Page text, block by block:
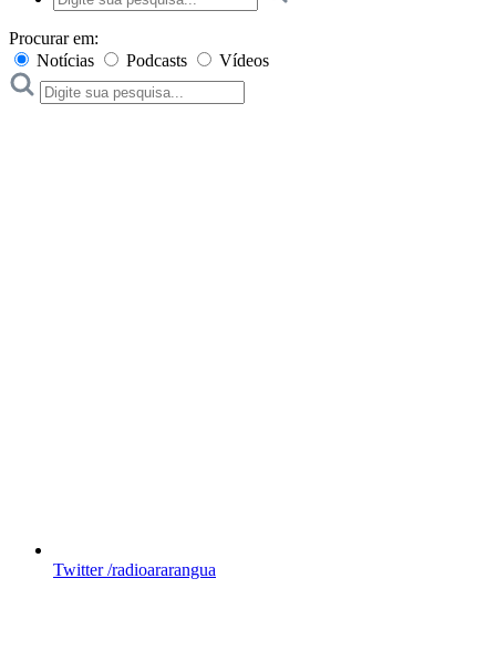
Procurar em:
Notícias
Podcasts Vídeos
Twitter /radioararangua